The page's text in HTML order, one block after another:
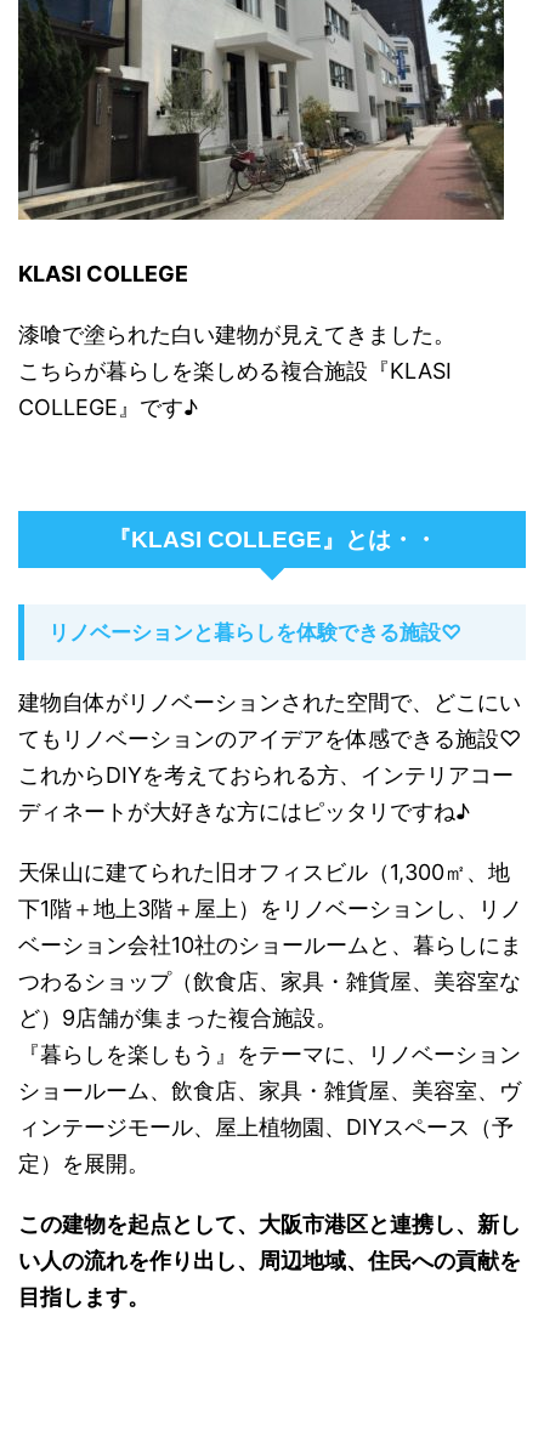
KLASI COLLEGE
漆喰で塗られた白い建物が見えてきました。
こちらが暮らしを楽しめる複合施設『KLASI
COLLEGE』です♪
『KLASI COLLEGE』とは・・
リノベーションと暮らしを体験できる施設♡
建物自体がリノベーションされた空間で、 どこにい
てもリノベーションのアイデアを体感できる施設♡
これからDIYを考えておられる方、インテリアコー
ディネートが大好きな方にはピッタリですね♪
天保山に建てられた 旧オフィスビル（1,300㎡、地
下1階＋地上3階＋屋上）をリノベーションし、リノ
ベーション会社10社のショールームと、暮らしにま
つわるショップ（飲食店、家具・雑貨屋、美容室な
ど）9店舗が集まった複合施設。
『暮らしを楽しもう』をテーマに、リノベーション
ショールーム、飲食店、家具・雑貨屋、美容室、ヴ
ィンテージモール、屋上植物園、DIYスペース（予
定）を展開。
この建物を起点として、大阪市港区と連携し、新し
い人の流れを作り出し、周辺地域、住民への貢献を
目指します。